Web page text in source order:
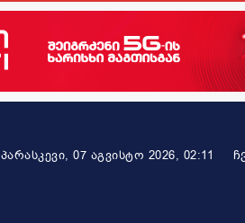
პარასკევი, 07 აგვისტო 2026, 02:11